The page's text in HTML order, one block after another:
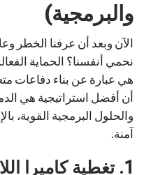
والبرمجية)
الآن وبعد أن عرفنا الخطر
نحمي أنفسنا؟ الحماية
هي عبارة عن بناء دفاعات
أن أفضل استراتيجية هي
والحلول البرمجية القوية،
آمنة.
1. تغطية كاميرا اللابتوب